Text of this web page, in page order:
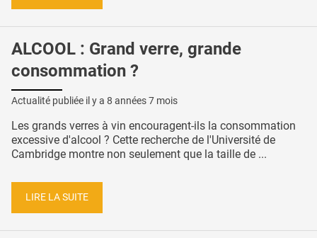
ALCOOL : Grand verre, grande
consommation ?
Actualité publiée il y a 8 années 7 mois
Les grands verres à vin encouragent-ils la consommation
excessive d'alcool ? Cette recherche de l'Université de
Cambridge montre non seulement que la taille de ...
LIRE LA SUITE